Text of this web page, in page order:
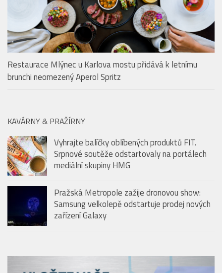
KAVÁRNY & PRAŽÍRNY
Srpnové soutěže odstartovaly na portálech
mediální skupiny HMG